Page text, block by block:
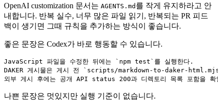
OpenAI customization 문서는 AGENTS.md 를 작게 유지하라고 안
내합니다. 반복 실수, 너무 많은 파일 읽기, 반복되는 PR 피드
백이 생기면 그때 규칙을 추가하는 방식이 좋습니다.
좋은 문장은 Codex가 바로 행동할 수 있습니다.
JavaScript 파일을 수정한 뒤에는 `npm test`를 실행한다.
DAKER 게시물은 게시 전 `scripts/markdown-to-daker-
외부 게시 후에는 공개 API status 200과 디렉토리 목록 포함을 확
나쁜 문장은 멋있지만 실행 기준이 없습니다.